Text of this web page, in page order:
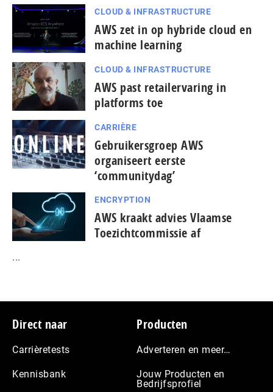
CLOUD & INFRASTRUCTURE
AWS zet in op hybride cloud en
machine learning
CLOUD & INFRASTRUCTURE
AWS past retailervaring in
platforms toe
CARRIÈRE
Gebruikersgroep AWS
organiseert eerste
‘communitydag’
ENCRYPTION
AWS kraakt advies Vlaamse
Toezichtcommissie af
...
Footer
Direct naar
Carrièretests
Kennisbank
Producten
Adverteren en meer…
Jouw Producten en
Bedrijfsprofiel